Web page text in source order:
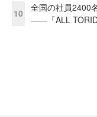
10
全国の社員2400
――「ALL